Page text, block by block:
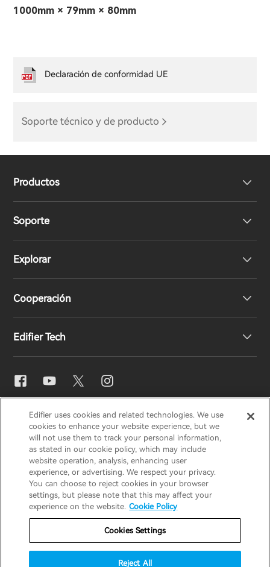
1000mm × 79mm × 80mm
Soporte técnico y de producto
Declaración de conformidad UE
Productos
Altavoces
Soporte
Declaración de conformidad de la UE
Explorar
Nuestra historia
Cooperación
Conviértase en distribuidor
Edifier Tech
Ajuste de ecualizador
Snapdragon Sound™
Streaming de música
EDIFIER AIRPULSESTAXHECATE
Aviso de privacidadAviso de cookies
Política de garantía
Términos de uso
No vender mi información
Seguridad
España / Español
Edifier uses cookies and related technologies. We use
cookies to enhance your website experience, but we
will not use them to track your personal information,
as stated in our cookie policy, which may include
website operation, analysis, enhancing user
experience, or advertising. We respect your privacy.
You can choose to reject cookies in your browser
settings, but please note that this may affect your
experience on the website. Cookie Policy
Cookies Settings
Reject All